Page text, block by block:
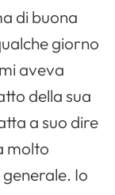
di buona
giorno
aveva
della sua
a suo dire
molto
Io